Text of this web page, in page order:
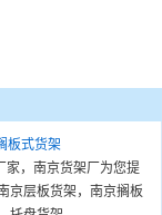
板式货架
家，南京货架厂为您提
京层板货架，南京搁板